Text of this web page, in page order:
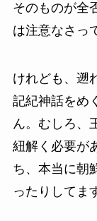
そのものが全
は注意なさっ
けれども、遡
記紀神話をめ
ん。むしろ、
紐解く必要が
ち、本当に朝
ったりしてま